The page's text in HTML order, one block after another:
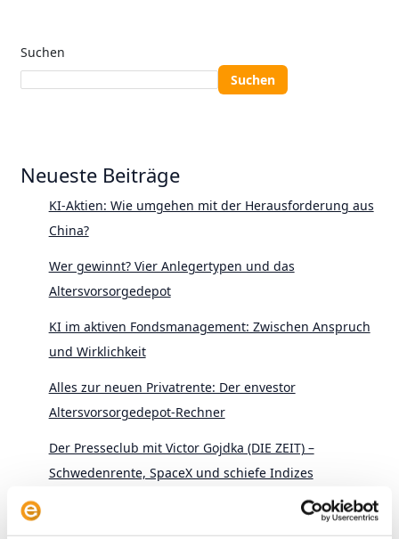
Suchen
Suchen
Neueste Beiträge
KI-Aktien: Wie umgehen mit der Herausforderung aus
China?
Wer gewinnt? Vier Anlegertypen und das
Altersvorsorgedepot
KI im aktiven Fondsmanagement: Zwischen Anspruch
und Wirklichkeit
Alles zur neuen Privatrente: Der envestor
Altersvorsorgedepot-Rechner
Der Presseclub mit Victor Gojdka (DIE ZEIT) –
Schwedenrente, SpaceX und schiefe Indizes